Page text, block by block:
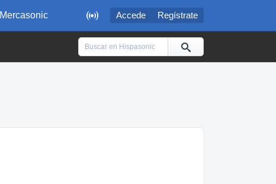
 Accede Regístrate
Mercasonic